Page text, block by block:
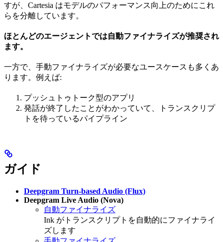
すが、Cartesia はモデルのパフォーマンス向上のためにこれ
らを分離しています。
ほとんどのエージェントでは自動ファイナライズが推奨され
ます。
一方で、手動ファイナライズが必要なユースケースも多くあ
ります。例えば:
プッシュトゥトーク型のアプリ
発話が終了したことがわかっていて、トランスクリプ
トを待っているパイプライン
ガイド
Deepgram Turn-based Audio (Flux)
Deepgram Live Audio (Nova)
自動ファイナライズ
Ink がトランスクリプトを自動的にファイナライ
ズします